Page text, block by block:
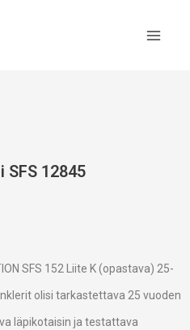
SFS 12845
SFS 152 Liite K (opastava) 25-
olisi tarkastettava 25 vuoden
läpikotaisin ja testattava